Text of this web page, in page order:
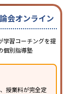
会オンライン
学習コーチングを提
個別指導塾
授業料が完全定